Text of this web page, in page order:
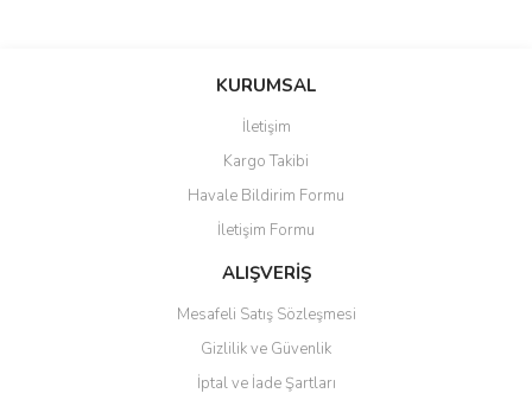
KURUMSAL
İletişim
Kargo Takibi
Havale Bildirim Formu
İletişim Formu
ALIŞVERİŞ
Mesafeli Satış Sözleşmesi
Gizlilik ve Güvenlik
İptal ve İade Şartları